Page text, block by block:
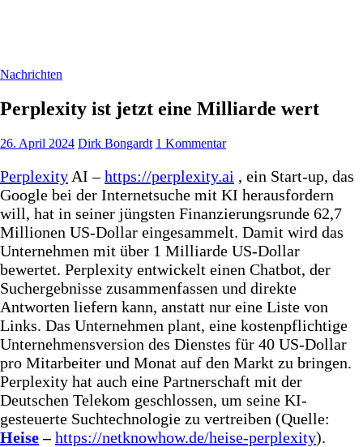
Nachrichten
Perplexity ist jetzt eine Milliarde wert
26. April 2024 Dirk Bongardt 1 Kommentar
Perplexity AI –https://perplexity.ai , ein Start-up, das
Google bei der Internetsuche mit KI herausfordern
will, hat in seiner jüngsten Finanzierungsrunde 62,7
Millionen US-Dollar eingesammelt. Damit wird das
Unternehmen mit über 1 Milliarde US-Dollar
bewertet. Perplexity entwickelt einen Chatbot, der
Suchergebnisse zusammenfassen und direkte
Antworten liefern kann, anstatt nur eine Liste von
Links. Das Unternehmen plant, eine kostenpflichtige
Unternehmensversion des Dienstes für 40 US-Dollar
pro Mitarbeiter und Monat auf den Markt zu bringen.
Perplexity hat auch eine Partnerschaft mit der
Deutschen Telekom geschlossen, um seine KI-
gesteuerte Suchtechnologie zu vertreiben (Quelle:
Heise– https://netknowhow.de/heise-perplexity).